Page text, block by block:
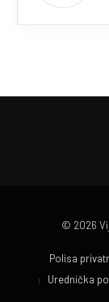
© 2026
Polisa
Urednička